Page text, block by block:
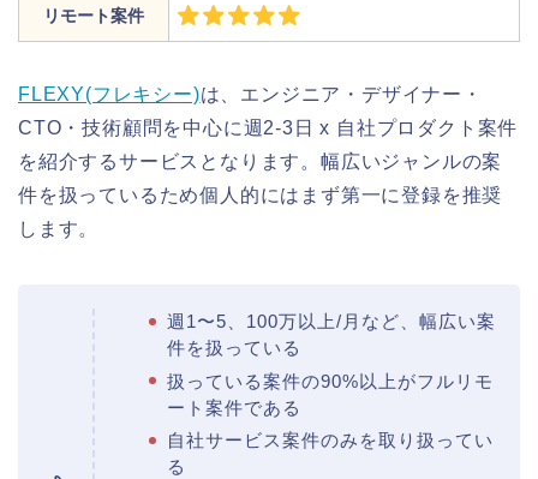
リモート案件
FLEXY(フレキシー)は、エンジニア・デザイナー・
CTO・技術顧問を中心に週2-3日 x 自社プロダクト案件
を紹介するサービスとなります。幅広いジャンルの案
件を扱っているため個人的にはまず第一に登録を推奨
します。
週1〜5、100万以上/月など、幅広い案
件を扱っている
扱っている案件の90%以上がフルリモ
ート案件である
自社サービス案件のみを取り扱ってい
る